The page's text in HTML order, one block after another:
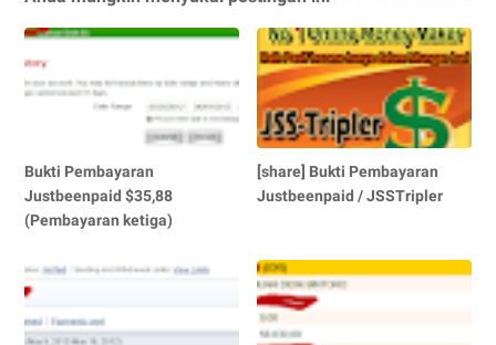
Bukti Pembayaran
Justbeenpaid $35,88
(Pembayaran ketiga)
[share] Bukti Pembayaran
Justbeenpaid / JSSTripler